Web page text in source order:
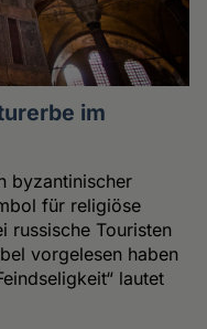
im
byzantinischer
für religiöse
russische Touristen
vorgelesen haben
lautet